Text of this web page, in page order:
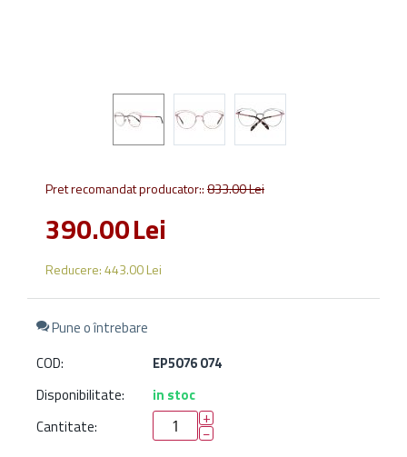
Pret recomandat producator::833.00Lei
390.00Lei
Reducere:443.00Lei
Pune o întrebare
COD:
EP5076 074
Disponibilitate:
in stoc
Cantitate:
+
−